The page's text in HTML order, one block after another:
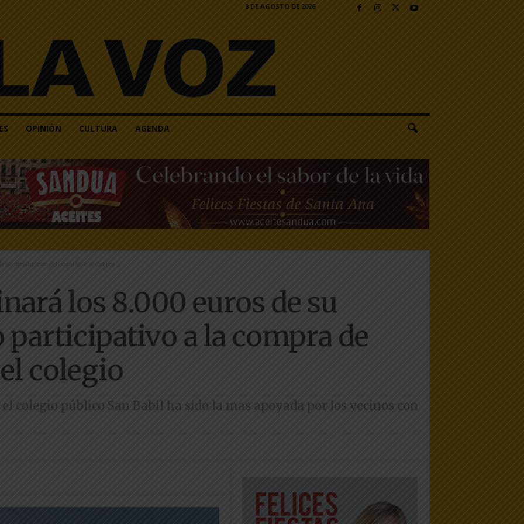
8 DE AGOSTO DE 2026
OPINIÓN CULTURA AGENDA
su presupuesto participativo a la compra...
los 8.000 euros de su
participativo a la compra de
colegio
colegio público San Babil ha sido la mas apoyada por los vecinos con